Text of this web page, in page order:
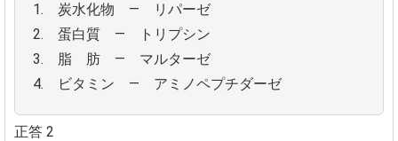
1. 炭水化物 ― リパーゼ
2. 蛋白質 ― トリプシン
3. 脂 肪 ― マルターゼ
4. ビタミン ― アミノペプチダーゼ
正答 2